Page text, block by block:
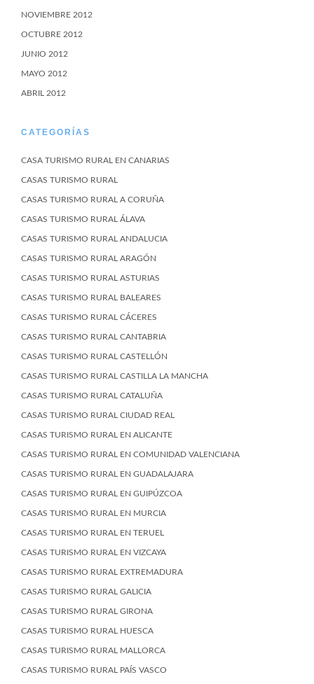
NOVIEMBRE 2012
OCTUBRE 2012
JUNIO 2012
MAYO 2012
ABRIL 2012
CATEGORÍAS
CASA TURISMO RURAL EN CANARIAS
CASAS TURISMO RURAL
CASAS TURISMO RURAL A CORUÑA
CASAS TURISMO RURAL ÁLAVA
CASAS TURISMO RURAL ANDALUCIA
CASAS TURISMO RURAL ARAGÓN
CASAS TURISMO RURAL ASTURIAS
CASAS TURISMO RURAL BALEARES
CASAS TURISMO RURAL CÁCERES
CASAS TURISMO RURAL CANTABRIA
CASAS TURISMO RURAL CASTELLÓN
CASAS TURISMO RURAL CASTILLA LA MANCHA
CASAS TURISMO RURAL CATALUÑA
CASAS TURISMO RURAL CIUDAD REAL
CASAS TURISMO RURAL EN ALICANTE
CASAS TURISMO RURAL EN COMUNIDAD VALENCIANA
CASAS TURISMO RURAL EN GUADALAJARA
CASAS TURISMO RURAL EN GUIPÚZCOA
CASAS TURISMO RURAL EN MURCIA
CASAS TURISMO RURAL EN TERUEL
CASAS TURISMO RURAL EN VIZCAYA
CASAS TURISMO RURAL EXTREMADURA
CASAS TURISMO RURAL GALICIA
CASAS TURISMO RURAL GIRONA
CASAS TURISMO RURAL HUESCA
CASAS TURISMO RURAL MALLORCA
CASAS TURISMO RURAL PAÍS VASCO